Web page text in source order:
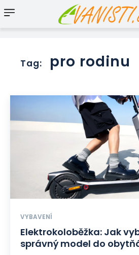
Tag: pro rodinu
VYBAVENÍ
Elektrokoloběžka: Jak
správný model do